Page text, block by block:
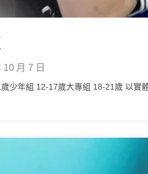
10 月 7 日
少年組 12-17歲大專組 18-21歲 以實